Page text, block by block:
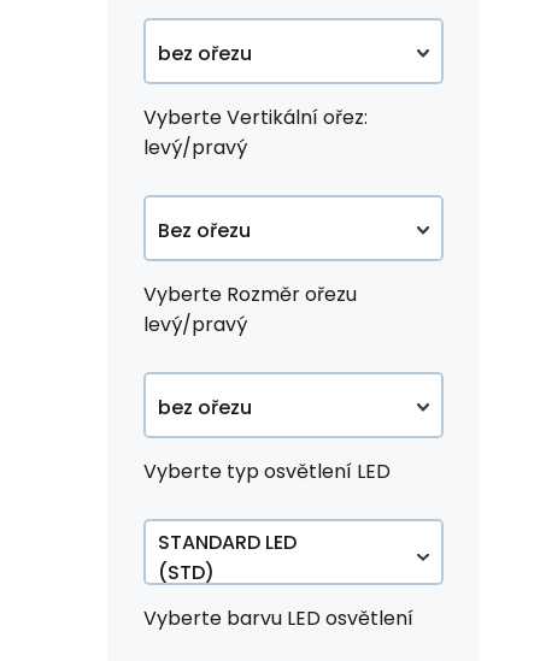
Horní ořez
bez ořezu
10cm od okraje
30cm od okraje
40cm od okraje
Vyberte Vertikální ořez:
levý/pravý
Bez ořezu
Levý ořez
Vyberte Rozměr ořezu
levý/pravý
bez ořezu
10cm od okraje
20cm od okraje
30cm od okraje
Vyberte typ osvětlení LED
STANDARD LED
(STD)
CONTINOUS LED
Vyberte barvu LED osvětlení